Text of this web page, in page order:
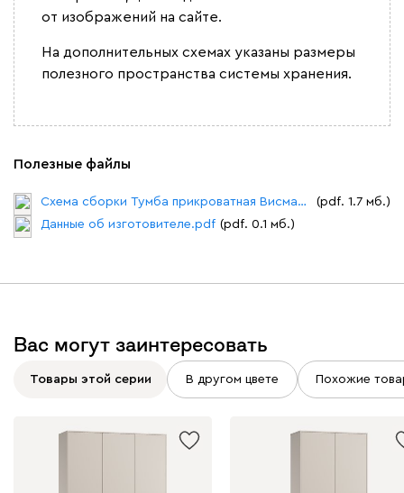
от изображений на сайте.
На дополнительных схемах указаны размеры
полезного пространства системы хранения.
Полезные файлы
Схема сборки Тумба прикроватная Висмар-1.1.pdf
(pdf. 1.7 мб.)
Данные об изготовителе.pdf (pdf. 0.1 мб.)
Вас могут заинтересовать
Товары этой серии В другом цвете Похожие